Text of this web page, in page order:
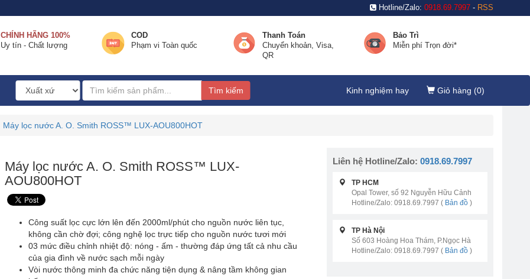
Hotline/Zalo: 0918.69.7997 - RSS
CHÍNH HÃNG 100%
Uy tín - Chất lượng
COD
Phạm vi Toàn quốc
Thanh Toán
Chuyển khoản, Visa,
QR
Bảo Trì
Miễn phí Trọn đời*
Tìm kiếm Kinh nghiệm hay Giỏ hàng (0)
Máy lọc nước A. O. Smith ROSS™ LUX-AOU800HOT
Máy lọc nước A. O. Smith ROSS™ LUX-
AOU800HOT
Công suất lọc cực lớn lên đến 2000ml/phút cho nguồn nước liên tục,
không cần chờ đợi; công nghệ lọc trực tiếp cho nguồn nước tươi mới
03 mức điều chỉnh nhiệt độ: nóng - ấm - thường đáp ứng tất cả nhu cầu
của gia đình về nước sạch mỗi ngày
Vòi nước thông minh đa chức năng tiện dụng & nâng tầm không gian
Liên hệ Hotline/Zalo: 0918.69.7997
TP HCM
Opal Tower, số 92 Nguyễn Hữu Cảnh
Hotline/Zalo: 0918.69.7997 ( Bản đồ)
TP Hà Nội
Số 603 Hoàng Hoa Thám, P.Ngọc Hà
Hotline/Zalo: 0918.69.7997 ( Bản đồ)